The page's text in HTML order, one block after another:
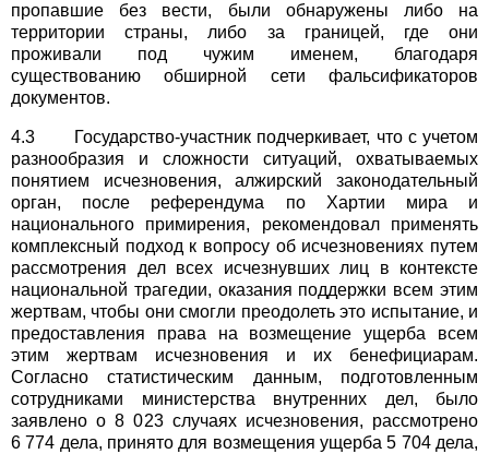
пропавшие без вести, были обнаружены либо на
территории страны, либо за границей, где они
проживали под чужим именем, благодаря
существованию обширной сети фальсификаторов
документов.
4.3 Государство-участник подчеркивает, что с учетом
разнообразия и сложности ситуаций, охватываемых
понятием исчезновения, алжирский законодательный
орган, после референдума по Хартии мира и
национального примирения, рекомендовал применять
комплексный подход к вопросу об исчезновениях путем
рассмотрения дел всех исчезнувших лиц в контексте
национальной трагедии, оказания поддержки всем этим
жертвам, чтобы они смогли преодолеть это испытание, и
предоставления права на возмещение ущерба всем
этим жертвам исчезновения и их бенефициарам.
Согласно статистическим данным, подготовленным
сотрудниками министерства внутренних дел, было
заявлено о 8 023 случаях исчезновения, рассмотрено
6 774 дела, принято для возмещения ущерба 5 704 дела,